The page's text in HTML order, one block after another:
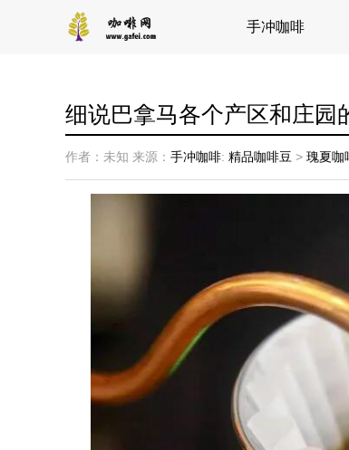
手冲咖啡
细说巴拿马各个产区和庄园
作者：未知 来源： 手冲咖啡: 精品咖啡豆 > 瑰夏咖